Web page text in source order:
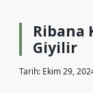
Ribana
Giyilir
Tarih: Ekim 29,